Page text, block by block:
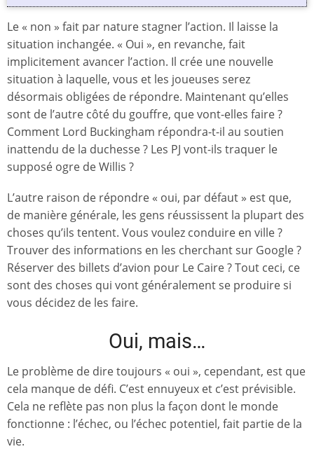
Le « non » fait par nature stagner l’action. Il laisse la
situation inchangée. « Oui », en revanche, fait
implicitement avancer l’action. Il crée une nouvelle
situation à laquelle, vous et les joueuses serez
désormais obligées de répondre. Maintenant qu’elles
sont de l’autre côté du gouffre, que vont-elles faire ?
Comment Lord Buckingham répondra-t-il au soutien
inattendu de la duchesse ? Les PJ vont-ils traquer le
supposé ogre de Willis ?
L’autre raison de répondre « oui, par défaut » est que,
de manière générale, les gens réussissent la plupart des
choses qu’ils tentent. Vous voulez conduire en ville ?
Trouver des informations en les cherchant sur Google ?
Réserver des billets d’avion pour Le Caire ? Tout ceci, ce
sont des choses qui vont généralement se produire si
vous décidez de les faire.
Oui, mais…
Le problème de dire toujours « oui », cependant, est que
cela manque de défi. C’est ennuyeux et c’est prévisible.
Cela ne reflète pas non plus la façon dont le monde
fonctionne : l’échec, ou l’échec potentiel, fait partie de la
vie.